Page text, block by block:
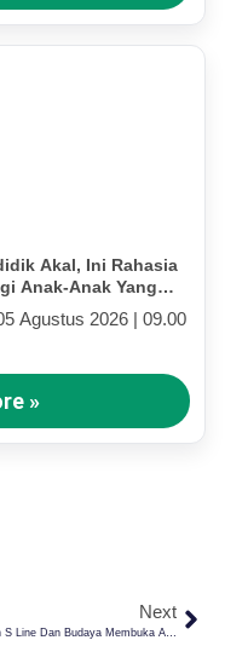
Akal, Ini Rahasia
Anak-Anak Yang
Agustus 2026 | 09.00
»
Next
Tren S Line Dan Budaya Membuka Aib: Perspektif Islam Atas Gaya Hidup Pop Yang Menyimpang